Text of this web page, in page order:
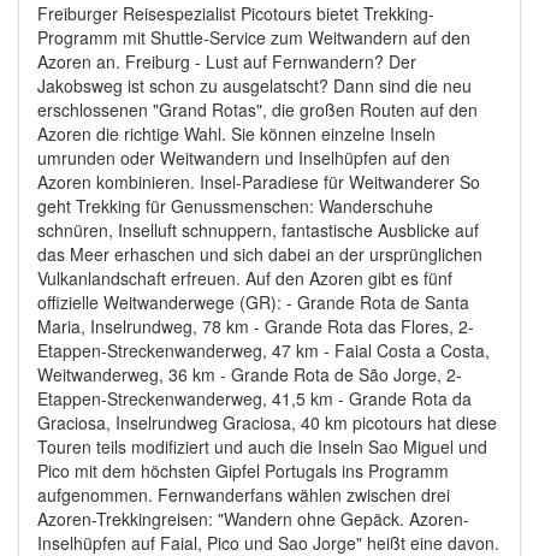
Freiburger Reisespezialist Picotours bietet Trekking-
Programm mit Shuttle-Service zum Weitwandern auf den
Azoren an. Freiburg - Lust auf Fernwandern? Der
Jakobsweg ist schon zu ausgelatscht? Dann sind die neu
erschlossenen "Grand Rotas", die großen Routen auf den
Azoren die richtige Wahl. Sie können einzelne Inseln
umrunden oder Weitwandern und Inselhüpfen auf den
Azoren kombinieren. Insel-Paradiese für Weitwanderer So
geht Trekking für Genussmenschen: Wanderschuhe
schnüren, Inselluft schnuppern, fantastische Ausblicke auf
das Meer erhaschen und sich dabei an der ursprünglichen
Vulkanlandschaft erfreuen. Auf den Azoren gibt es fünf
offizielle Weitwanderwege (GR): - Grande Rota de Santa
Maria, Inselrundweg, 78 km - Grande Rota das Flores, 2-
Etappen-Streckenwanderweg, 47 km - Faial Costa a Costa,
Weitwanderweg, 36 km - Grande Rota de São Jorge, 2-
Etappen-Streckenwanderweg, 41,5 km - Grande Rota da
Graciosa, Inselrundweg Graciosa, 40 km picotours hat diese
Touren teils modifiziert und auch die Inseln Sao Miguel und
Pico mit dem höchsten Gipfel Portugals ins Programm
aufgenommen. Fernwanderfans wählen zwischen drei
Azoren-Trekkingreisen: "Wandern ohne Gepäck. Azoren-
Inselhüpfen auf Faial, Pico und Sao Jorge" heißt eine davon.